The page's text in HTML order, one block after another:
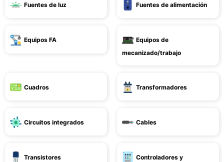
Fuentes de luz Fuentes de alimentación
Equipos FA
Equipos de
mecanizado/trabajo
Cuadros Transformadores
Circuitos integrados Cables
Transistores Controladores y